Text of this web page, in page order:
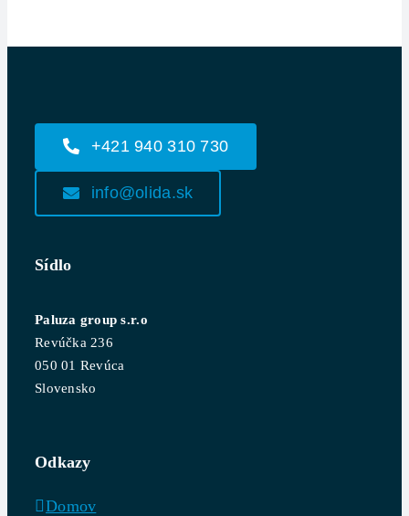
+421 940 310 730
info@olida.sk
Sídlo
Paluza group s.r.o
Revúčka 236
050 01 Revúca
Slovensko
Odkazy
Domov